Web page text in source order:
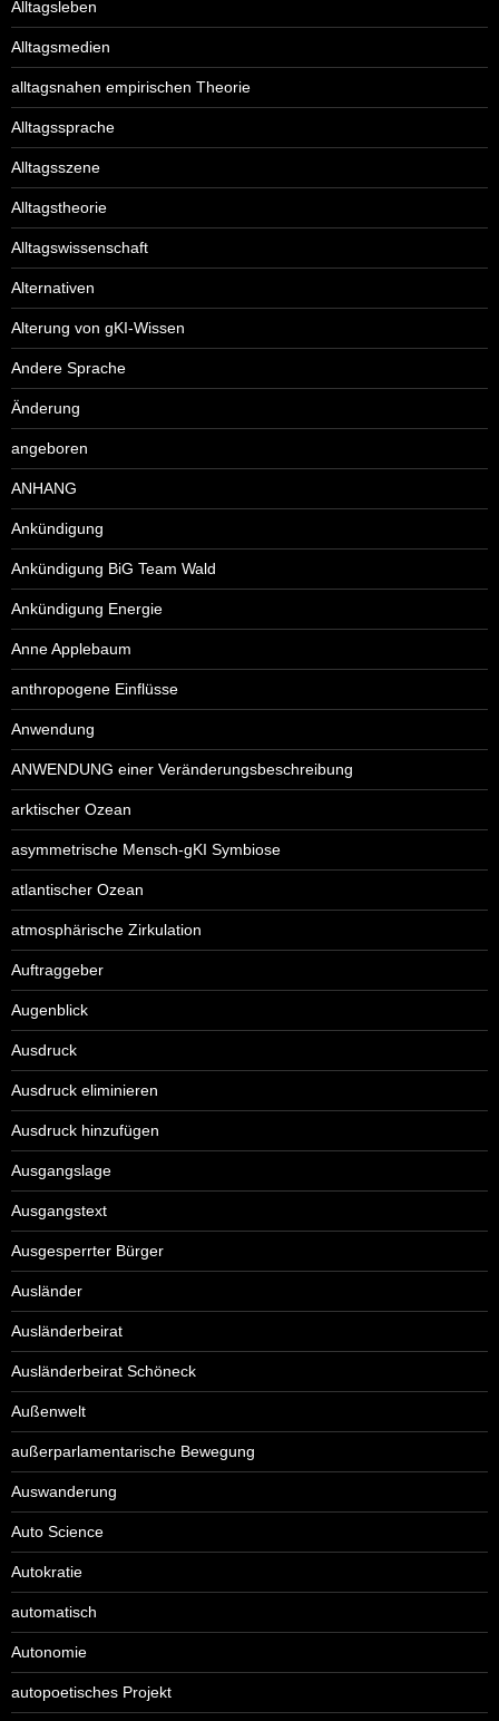
Alltagsleben
Alltagsmedien
alltagsnahen empirischen Theorie
Alltagssprache
Alltagsszene
Alltagstheorie
Alltagswissenschaft
Alternativen
Alterung von gKI-Wissen
Andere Sprache
Änderung
angeboren
ANHANG
Ankündigung
Ankündigung BiG Team Wald
Ankündigung Energie
Anne Applebaum
anthropogene Einflüsse
Anwendung
ANWENDUNG einer Veränderungsbeschreibung
arktischer Ozean
asymmetrische Mensch-gKI Symbiose
atlantischer Ozean
atmosphärische Zirkulation
Auftraggeber
Augenblick
Ausdruck
Ausdruck eliminieren
Ausdruck hinzufügen
Ausgangslage
Ausgangstext
Ausgesperrter Bürger
Ausländer
Ausländerbeirat
Ausländerbeirat Schöneck
Außenwelt
außerparlamentarische Bewegung
Auswanderung
Auto Science
Autokratie
automatisch
Autonomie
autopoetisches Projekt